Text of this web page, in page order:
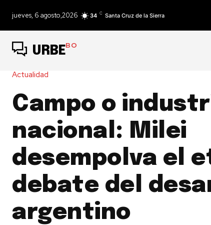
jueves, 6 agosto,2026 34 C Santa Cruz de la Sierra
URBEBO
Actualidad
Campo o
nacional: Milei
desempolva el
debate del
argentino